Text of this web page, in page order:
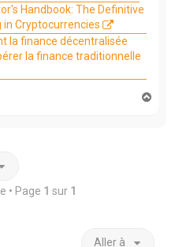
Handbook: The Definitive
in Cryptocurrencies
la finance décentralisée
la finance traditionnelle
• Page 1 sur 1
Aller à